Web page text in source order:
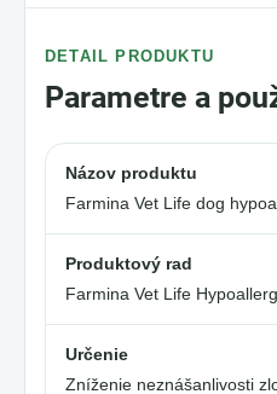
DETAIL PRODUKTU
Parametre a
Názov produktu
Farmina Vet Life dog
Produktový rad
Farmina Vet Life
Určenie
Zníženie neznášanlivosti